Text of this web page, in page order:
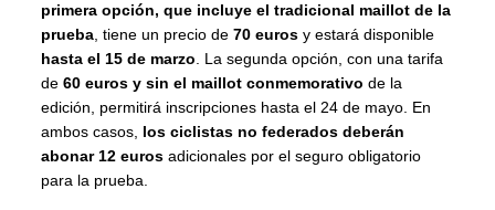
primera opción, que incluye el tradicional maillot de la
prueba, tiene un precio de 70 euros y estará disponible
hasta el 15 de marzo. La segunda opción, con una tarifa
de 60 euros y sin el maillot conmemorativo de la
edición, permitirá inscripciones hasta el 24 de mayo. En
ambos casos, los ciclistas no federados deberán
abonar 12 euros adicionales por el seguro obligatorio
para la prueba.